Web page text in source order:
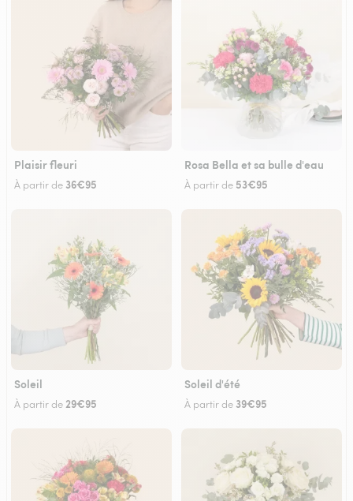
Plaisir fleuri
À partir de 36€95
Rosa Bella et sa bulle d'eau
À partir de 53€95
Soleil
À partir de 29€95
Soleil d'été
À partir de 39€95